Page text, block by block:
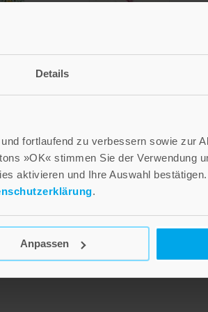
Details
fortlaufend zu verbessern sowie zur
»OK« stimmen Sie der Verwendung
aktivieren und Ihre Auswahl bestätigen.
.
Anpassen
20,00 €
Inkl. 7% MwSt.